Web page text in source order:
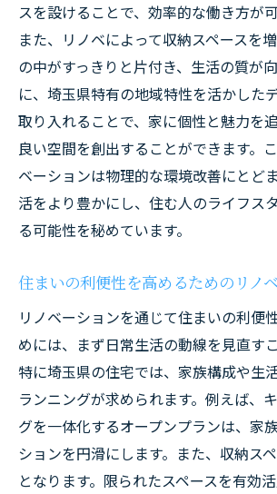
スを設けることで、効率的な働き方が
また、リノベによって収納スペースを
の中がすっきりと片付き、生活の質が
に、埼玉県特有の地域特性を活かした
取り入れることで、家に個性と魅力を
良い空間を創出することができます。
ベーションは物理的な環境改善にとど
活をより豊かにし、住む人のライフス
る可能性を秘めています。
住まいの利便性を高めるためのリノ
リノベーションを通じて住まいの利便
めには、まず日常生活の動線を見直す
特に埼玉県の住宅では、家族構成や生
ランニングが求められます。例えば、
グを一体化するオープンプランは、家
ションを円滑にします。また、収納ス
となります。限られたスペースを有効